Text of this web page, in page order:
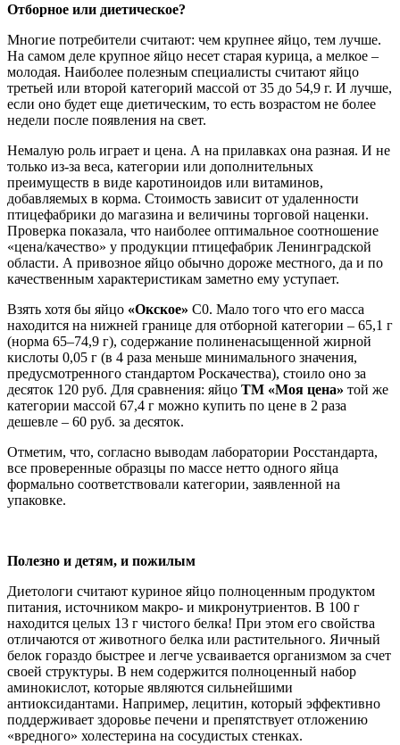
Отборное или диетическое?
Многие потребители считают: чем крупнее яйцо, тем лучше.
На самом деле крупное яйцо несет старая курица, а мелкое –
молодая. Наиболее полезным специалисты считают яйцо
третьей или второй категорий массой от 35 до 54,9 г. И лучше,
если оно будет еще диетическим, то есть возрастом не более
недели после появления на свет.
Немалую роль играет и цена. А на прилавках она разная. И не
только из-за веса, категории или дополнительных
преимуществ в виде каротиноидов или витаминов,
добавляемых в корма. Стоимость зависит от удаленности
птицефабрики до магазина и величины торговой наценки.
Проверка показала, что наиболее оптимальное соотношение
«цена/качество» у продукции птицефабрик Ленинградской
области. А привозное яйцо обычно дороже местного, да и по
качественным характеристикам заметно ему уступает.
Взять хотя бы яйцо «Окское» С0. Мало того что его масса
находится на нижней границе для отборной категории – 65,1 г
(норма 65–74,9 г), содержание полиненасыщенной жирной
кислоты 0,05 г (в 4 раза меньше минимального значения,
предусмотренного стандартом Роскачества), стоило оно за
десяток 120 руб. Для сравнения: яйцо ТМ «Моя цена» той же
категории массой 67,4 г можно купить по цене в 2 раза
дешевле – 60 руб. за десяток.
Отметим, что, согласно выводам лаборатории Росстандарта,
все проверенные образцы по массе нетто одного яйца
формально соответствовали категории, заявленной на
упаковке.
Полезно и детям, и пожилым
Диетологи считают куриное яйцо полноценным продуктом
питания, источником макро- и микронутриентов. В 100 г
находится целых 13 г чистого белка! При этом его свойства
отличаются от животного белка или растительного. Яичный
белок гораздо быстрее и легче усваивается организмом за счет
своей структуры. В нем содержится полноценный набор
аминокислот, которые являются сильнейшими
антиоксидантами. Например, лецитин, который эффективно
поддерживает здоровье печени и препятствует отложению
«вредного» холестерина на сосудистых стенках.